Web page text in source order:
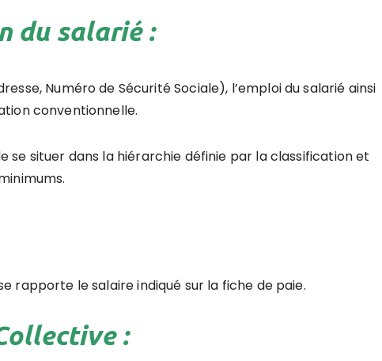
du salarié :
Numéro de Sécurité Sociale), l’emploi du salarié ainsi
conventionnelle.
se situer dans la hiérarchie définie par la classification et
rapporte le salaire indiqué sur la fiche de paie.
: